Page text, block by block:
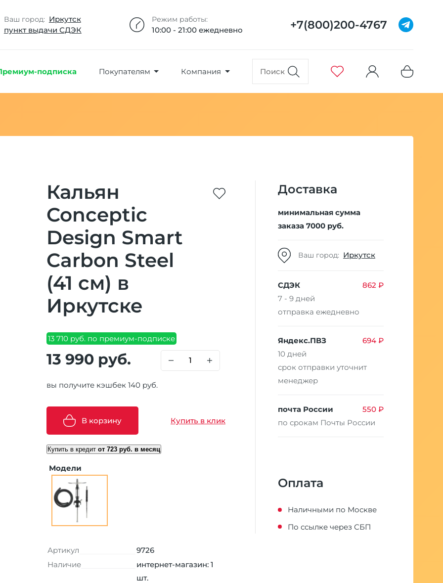
Ваш город: Иркутск
пункт выдачи СДЭК
Режим работы:
10:00 - 21:00 ежедневно +7(800)200-4767
подписка Покупателям Компания
Товар добавлен в избранное
Добавлено максимальное кол-во товара
Кальян
Conceptic
Design Smart
Carbon Steel
(41 см) в
Иркутске
13 710 руб. по премиум-подписке
13 990 руб.
вы получите кэшбек 140 руб.
В корзину Купить в клик
Купить в кредит от 723 руб. в месяц
Модели
Артикул
9726
Наличие
интернет-магазин: 1
шт.
Доставка
минимальная сумма
заказа 7000 руб.
Ваш город: Иркутск
СДЭК
862 ₽
7 - 9 дней
отправка ежедневно
Яндекс.ПВЗ
694 ₽
10 дней
срок отправки уточнит
менеджер
почта России
550 ₽
по срокам Почты России
Оплата
Наличными по Москве
По ссылке через СБП